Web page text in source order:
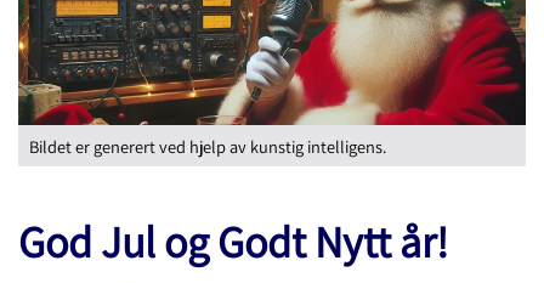
Bildet er generert ved hjelp av kunstig intelligens.
God Jul og Godt Nytt år!